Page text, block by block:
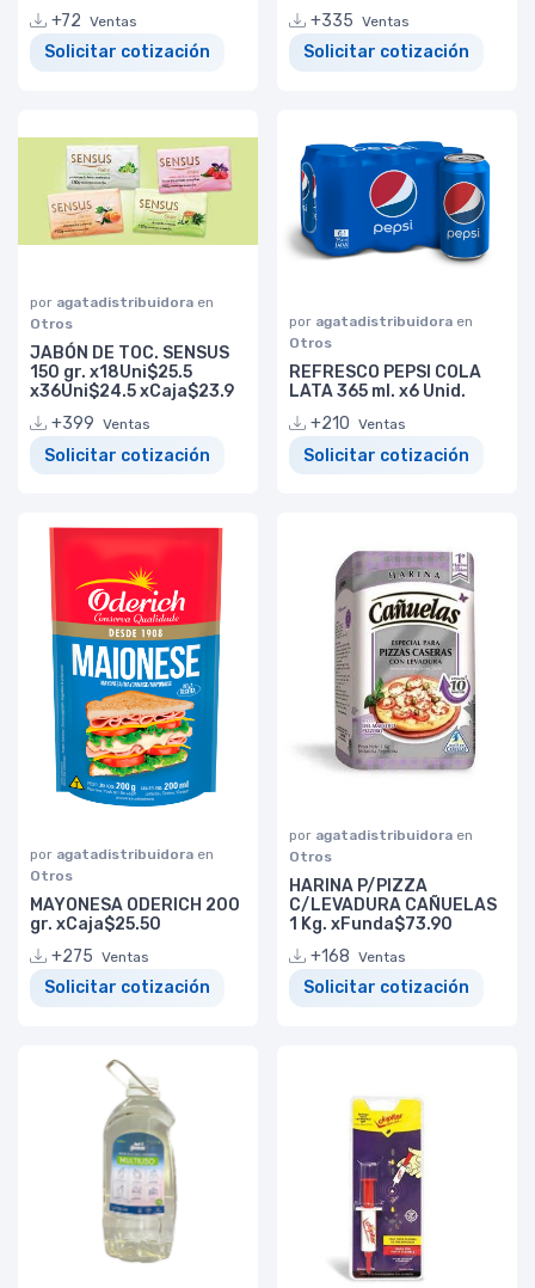
+72 Ventas
Solicitar cotización
+335 Ventas
Solicitar cotización
por agatadistribuidora en
Otros
JABÓN DE TOC. SENSUS
150 gr. x18Uni$25.5
x36Uni$24.5 xCaja$23.9
+399 Ventas
Solicitar cotización
por agatadistribuidora en
Otros
REFRESCO PEPSI COLA
LATA 365 ml. x6 Unid.
+210 Ventas
Solicitar cotización
por agatadistribuidora en
Otros
MAYONESA ODERICH 200
gr. xCaja$25.50
+275 Ventas
Solicitar cotización
por agatadistribuidora en
Otros
HARINA P/PIZZA
C/LEVADURA CAÑUELAS
1 Kg. xFunda$73.90
+168 Ventas
Solicitar cotización